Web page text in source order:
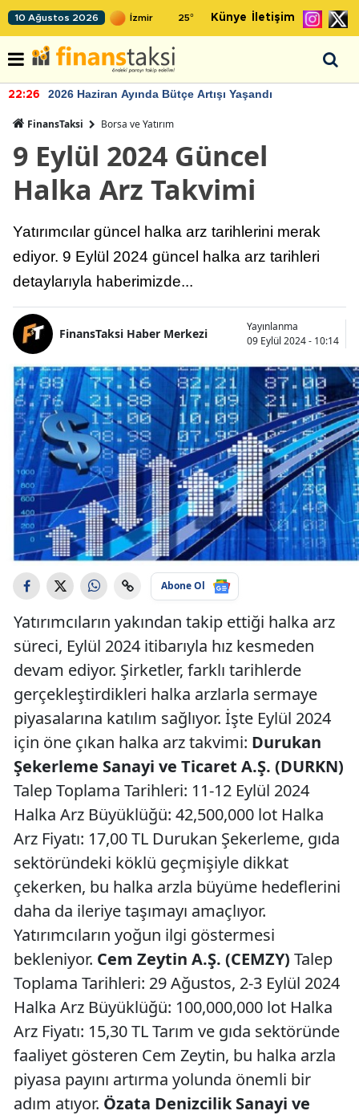
10 Ağustos 2026 25° Künye İletişim
22:26 2026 Haziran Ayında Bütçe Artışı Yaşandı
FinansTaksi Borsa ve Yatırım
9 Eylül 2024 Güncel
Halka Arz Takvimi
Yatırımcılar güncel halka arz tarihlerini merak
ediyor. 9 Eylül 2024 güncel halka arz tarihleri
detaylarıyla haberimizde...
FinansTaksi Haber Merkezi
Yayınlanma
09 Eylül 2024 - 10:14
Abone Ol
Yatırımcıların yakından takip ettiği halka arz
süreci, Eylül 2024 itibarıyla hız kesmeden
devam ediyor. Şirketler, farklı tarihlerde
gerçekleştirdikleri halka arzlarla sermaye
piyasalarına katılım sağlıyor. İşte Eylül 2024
için öne çıkan halka arz takvimi: Durukan
Şekerleme Sanayi ve Ticaret A.Ş. (DURKN)
Talep Toplama Tarihleri: 11-12 Eylül 2024
Halka Arz Büyüklüğü: 42,500,000 lot Halka
Arz Fiyatı: 17,00 TL Durukan Şekerleme, gıda
sektöründeki köklü geçmişiyle dikkat
çekerken, bu halka arzla büyüme hedeflerini
daha da ileriye taşımayı amaçlıyor.
Yatırımcıların yoğun ilgi göstermesi
bekleniyor. Cem Zeytin A.Ş. (CEMZY) Talep
Toplama Tarihleri: 29 Ağustos, 2-3 Eylül 2024
Halka Arz Büyüklüğü: 100,000,000 lot Halka
Arz Fiyatı: 15,30 TL Tarım ve gıda sektöründe
faaliyet gösteren Cem Zeytin, bu halka arzla
piyasa payını artırma yolunda önemli bir
adım atıyor. Özata Denizcilik Sanayi ve